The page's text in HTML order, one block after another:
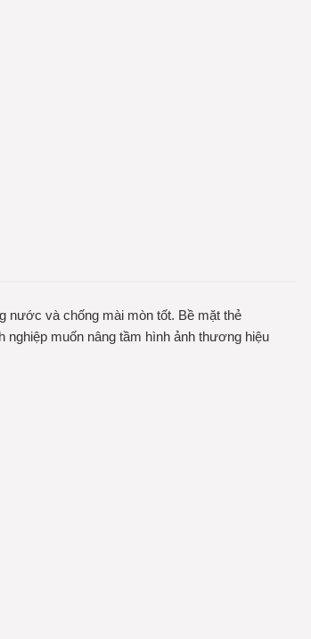
nước và chống mài mòn tốt. Bề mặt thẻ
muốn nâng tầm hình ảnh thương hiệu